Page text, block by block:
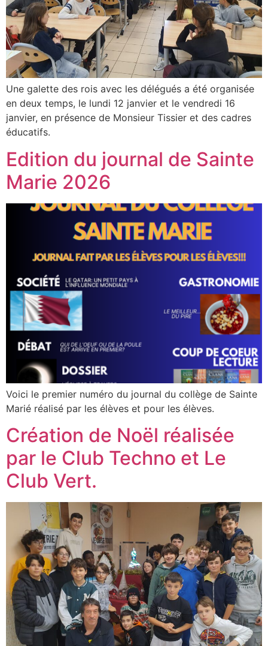
Une galette des rois avec les délégués a été organisée
en deux temps, le lundi 12 janvier et le vendredi 16
janvier, en présence de Monsieur Tissier et des cadres
éducatifs.
Edition du journal de Sainte
Marie 2026
Voici le premier numéro du journal du collège de Sainte
Marié réalisé par les élèves et pour les élèves.
Création de Noël réalisée
par le Club Techno et Le
Club Vert.